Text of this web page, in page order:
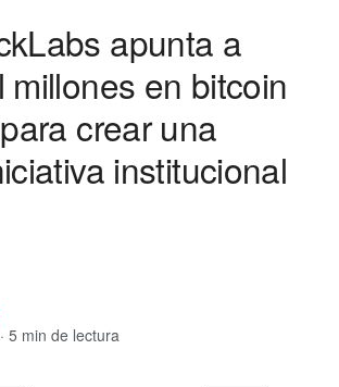
apunta a
millones en bitcoin
crear una
institucional
5 min de lectura